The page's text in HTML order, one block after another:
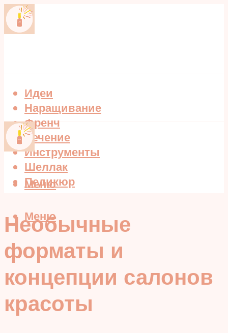
Идеи
Наращивание
Френч
Лечение
Инструменты
Шеллак
Педикюр
Меню
Меню
Необычные
форматы и
концепции салонов
красоты